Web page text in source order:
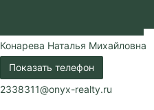
Конарева Наталья Михайловна
Показать телефон
2338311@onyx-realty.ru